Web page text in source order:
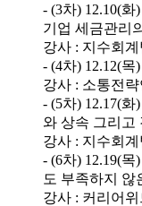
- (3차) 12.10(
기업 세금관리
강사 : 지수회
- (4차) 12.12(
강사 : 소통전
- (5차) 12.17(
와 상속 그리고
강사 : 지수회
- (6차) 12.19(
도 부족하지 않
강사 : 커리어